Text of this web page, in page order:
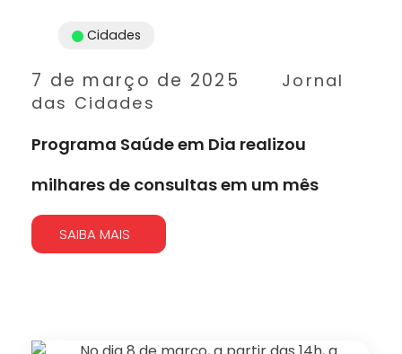
7 de março de 2025
Jornal
das Cidades
Cidades
Programa Saúde em Dia realizou
milhares de consultas em um mês
SAIBA MAIS